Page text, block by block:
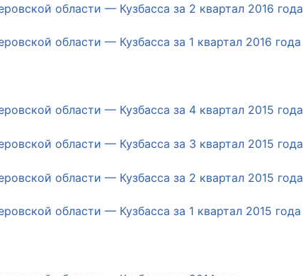
области — Кузбасса за 2 квартал 2016 года
области — Кузбасса за 1 квартал 2016 года
области — Кузбасса за 4 квартал 2015 года
области — Кузбасса за 3 квартал 2015 года
области — Кузбасса за 2 квартал 2015 года
области — Кузбасса за 1 квартал 2015 года